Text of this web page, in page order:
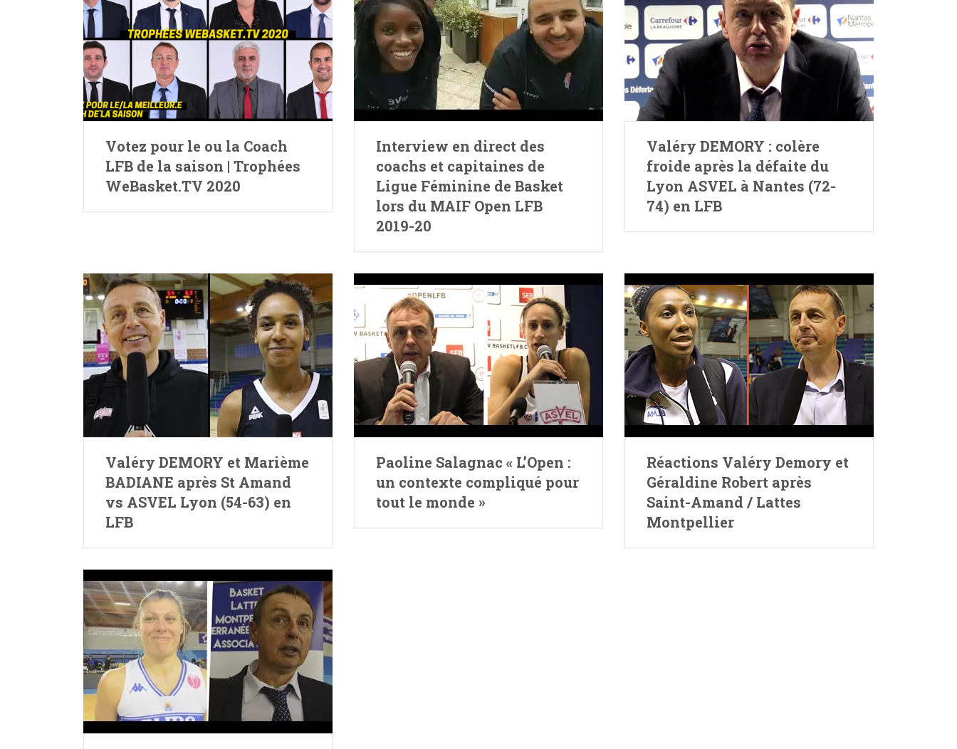
Votez pour le ou la Coach
LFB de la saison | Trophées
WeBasket.TV 2020
Interview en direct des
coachs et capitaines de
Ligue Féminine de Basket
lors du MAIF Open LFB
2019-20
Valéry DEMORY : colère
froide après la défaite du
Lyon ASVEL à Nantes (72-
74) en LFB
Valéry DEMORY et Marième
BADIANE après St Amand
vs ASVEL Lyon (54-63) en
LFB
Paoline Salagnac « L’Open :
un contexte compliqué pour
tout le monde »
Réactions Valéry Demory et
Géraldine Robert après
Saint-Amand / Lattes
Montpellier